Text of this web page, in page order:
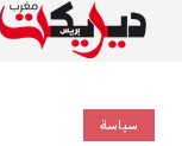
سياسة